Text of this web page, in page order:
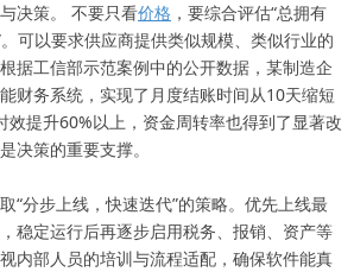
决策。 不要只看价格 ，要综合评估“总拥有
。可以要求供应商提供类似规模、类似行业的
据工信部示范案例中的公开数据，某制造企
财务系统，实现了月度结账时间从10天缩短
效提升60%以上，资金周转率也得到了显著改
决策的重要支撑。
“分步上线，快速迭代”的策略。优先上线最
稳定运行后再逐步启用税务、报销、资产等
内部人员的培训与流程适配，确保软件能真